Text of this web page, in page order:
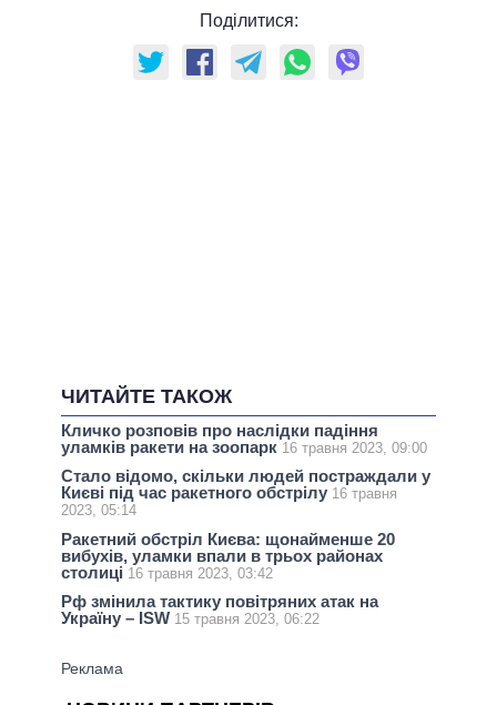
Поділитися:
ЧИТАЙТЕ ТАКОЖ
Кличко розповів про наслідки падіння
уламків ракети на зоопарк 16 травня 2023, 09:00
Стало відомо, скільки людей постраждали у
Києві під час ракетного обстрілу 16 травня
2023, 05:14
Ракетний обстріл Києва: щонайменше 20
вибухів, уламки впали в трьох районах
столиці 16 травня 2023, 03:42
Рф змінила тактику повітряних атак на
Україну – ISW 15 травня 2023, 06:22